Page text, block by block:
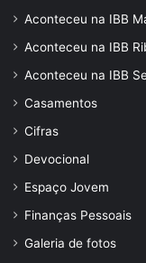
Aconteceu na IBB
Aconteceu na IBB
Aconteceu na IBB
Casamentos
Cifras
Devocional
Espaço Jovem
Finanças Pessoais
Galeria de fotos